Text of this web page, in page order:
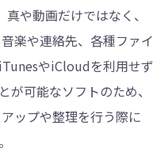
や動画だけではなく、
楽や連絡先、各種ファイ
やiCloudを利用せず
が可能なソフトのため、
ップや整理を行う際に